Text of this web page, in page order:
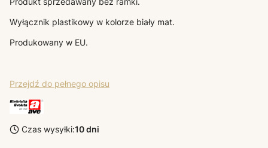
Wyłącznik plastikowy w kolorze biały mat.
Produkowany w EU.
Przejdź do pełnego opisu
Czas wysyłki:10 dni